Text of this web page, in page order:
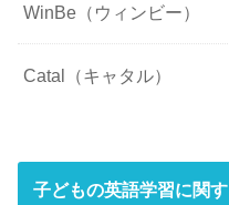
WinBe（ウィンビー）
Catal（キャタル）
子どもの英語学習に関